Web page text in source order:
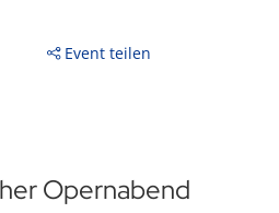
Event teilen
Opernabend